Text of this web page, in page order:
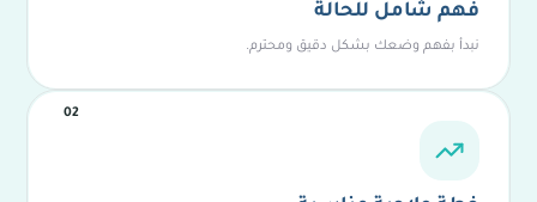
فهم شامل للحالة
نبدأ بفهم وضعك بشكل دقيق ومحترم.
02